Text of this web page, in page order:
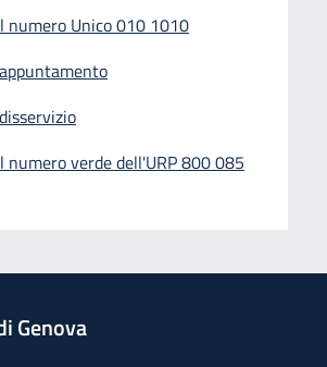
numero Unico 010 1010
numero verde dell'URP 800 085
Genova